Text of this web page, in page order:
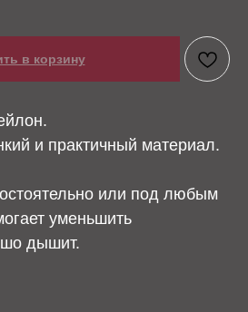
в корзину
и практичный материал.
или под любым
уменьшить
дышит.